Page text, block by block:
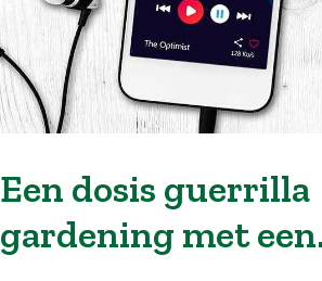
Een dosis guerrilla
gardening met een